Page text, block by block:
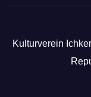
Kulturverein